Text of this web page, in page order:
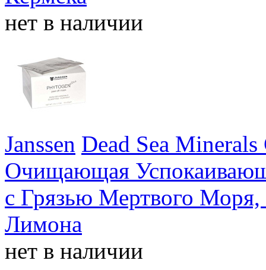
нет в наличии
Janssen Dead Sea
Очищающая
с Грязью Мертвого
Лимона
нет в наличии